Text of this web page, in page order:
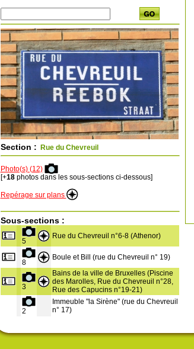
Section : Rue du Chevreuil
Photo(s) (12)
[+18photos dans les sous-sections ci-dessous]
Repérage sur plans
Sous-sections :
5
Rue du Chevreuil n°6-8 (Athenor)
8
Boule et Bill (rue du Chevreuil n° 19)
3
Bains de la ville de Bruxelles (Piscine
des Marolles, Rue du Chevreuil n°28,
Rue des Capucins n°19-21)
2
Immeuble "la Sirène" (rue du Chevreuil
n° 17)